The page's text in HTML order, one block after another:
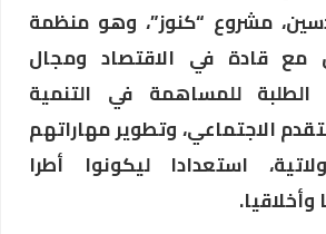
مشروع “كنوز”، وهو منظمة
مع قادة في الاقتصاد ومجال
الطلبة للمساهمة في التنمية
الاجتماعي، وتطوير مهاراتهم
استعدادا ليكونوا أطرا